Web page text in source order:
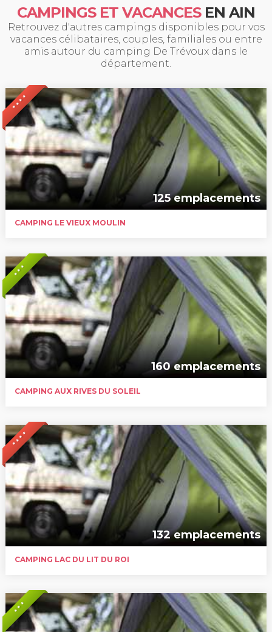
CAMPINGS ET VACANCESEN AIN
Retrouvez d'autres campings disponibles pour vos
vacances célibataires, couples, familiales ou entre
amis autour du camping De Trévoux dans le
département.
* * * *
125 emplacements
CAMPING LE VIEUX MOULIN
* * *
160 emplacements
CAMPING AUX RIVES DU SOLEIL
* * * *
132 emplacements
CAMPING LAC DU LIT DU ROI
* * *